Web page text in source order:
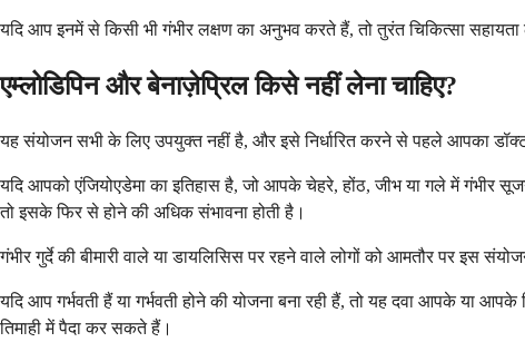
यदि आप इनमें से किसी भी गंभीर लक्षण का अनुभव करते हैं, तो तुरंत चिकित्सा
एम्लोडिपिन और बेनाज़ेप्रिल किसे नहीं लेना चाहिए?
यह संयोजन सभी के लिए उपयुक्त नहीं है, और इसे निर्धारित करने से पहले आपका डॉक्टर
यदि आपको एंजियोएडेमा का इतिहास है, जो आपके चेहरे, होंठ, जीभ या गले में गंभीर
तो इसके फिर से होने की अधिक संभावना होती है।
गंभीर गुर्दे की बीमारी वाले या डायलिसिस पर रहने वाले लोगों को आमतौर पर इस
यदि आप गर्भवती हैं या गर्भवती होने की योजना बना रही हैं, तो यह दवा आपके या
तिमाही में पैदा कर सकते हैं।